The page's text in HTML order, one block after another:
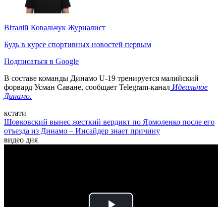
Віталій Ковальчук Журналист
Будь в курсе спортивных новостей первым
Подписаться в Google
В составе команды Динамо U-19 тренируется малийский
форвард Усман Саване, сообщает Telegram-канал Идеальное
Динамо.
кстати
Шовковский вынес жесткий вердикт по Ярмоленко после его
отъезда из Динамо – Инсайдер знает причину
видео дня